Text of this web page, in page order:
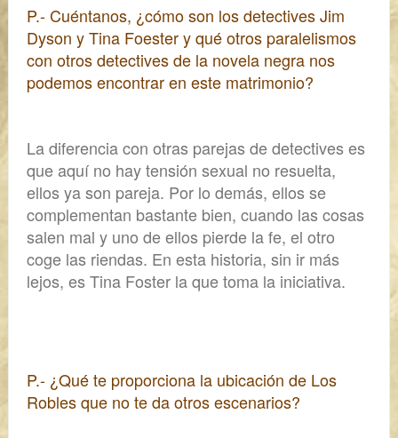
P.- Cuéntanos, ¿cómo son los detectives Jim
Dyson y Tina Foester y qué otros paralelismos
con otros detectives de la novela negra nos
podemos encontrar en este matrimonio?
La diferencia con otras parejas de detectives es
que aquí no hay tensión sexual no resuelta,
ellos ya son pareja. Por lo demás, ellos se
complementan bastante bien, cuando las cosas
salen mal y uno de ellos pierde la fe, el otro
coge las riendas. En esta historia, sin ir más
lejos, es Tina Foster la que toma la iniciativa.
P.- ¿Qué te proporciona la ubicación de Los
Robles que no te da otros escenarios?